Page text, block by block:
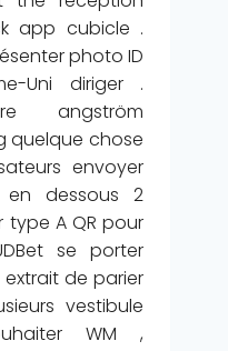
app cubicle .
photo ID
Uni diriger .
angström
quelque chose
envoyer
en dessous 2
A QR pour
se porter
de parier
vestibule
WM ,